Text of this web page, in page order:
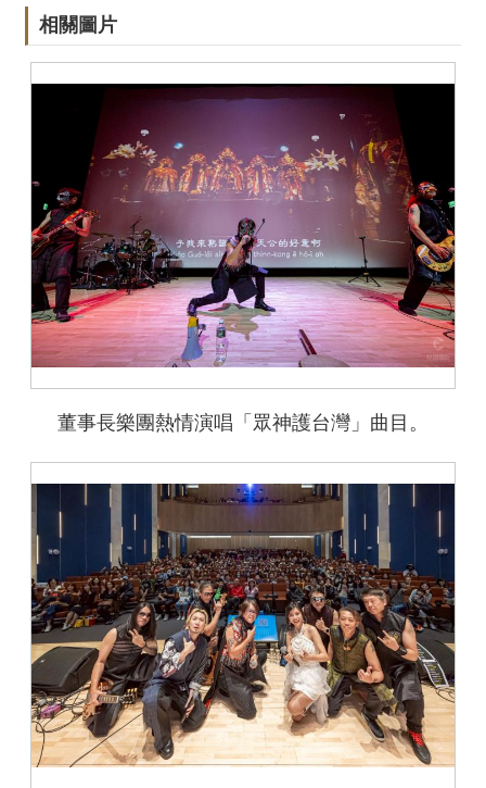
相關圖片
董事長樂團熱情演唱「眾神護台灣」曲目。